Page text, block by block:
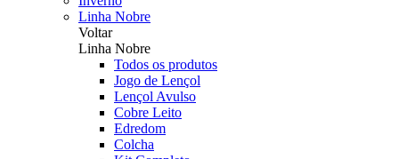
Linha Nobre
Voltar
Linha Nobre
Todos os produtos
Jogo de Lençol
Lençol Avulso
Cobre Leito
Edredom
Colcha